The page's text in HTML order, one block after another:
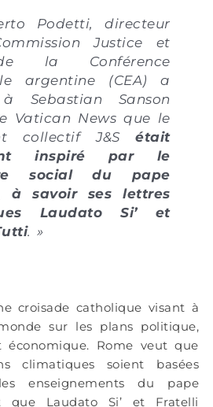
Podetti, directeur
Justice et
la Conférence
argentine (CEA) a
Sebastian Sanson
Vatican News que le
collectif J&Sétait
inspiré par le
social du pape
à savoir ses lettres
Laudato Si’ et
. »
croisade catholique visant à
sur les plans politique,
économique. Rome veut que
climatiques soient basées
enseignements du pape
que Laudato Si’ et Fratelli